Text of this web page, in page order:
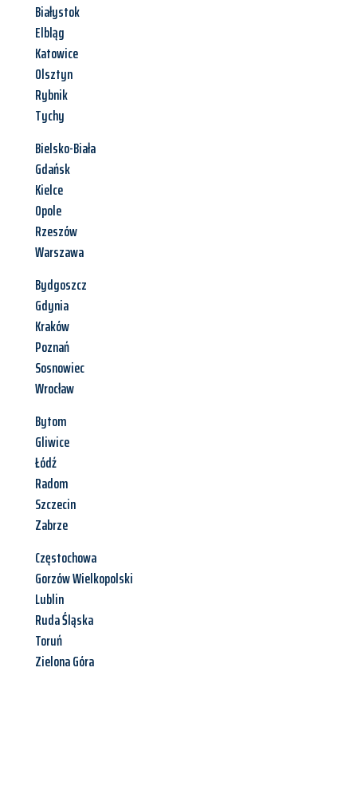
Białystok
Elbląg
Katowice
Olsztyn
Rybnik
Tychy
Bielsko-Biała
Gdańsk
Kielce
Opole
Rzeszów
Warszawa
Bydgoszcz
Gdynia
Kraków
Poznań
Sosnowiec
Wrocław
Bytom
Gliwice
Łódź
Radom
Szczecin
Zabrze
Częstochowa
Gorzów Wielkopolski
Lublin
Ruda Śląska
Toruń
Zielona Góra